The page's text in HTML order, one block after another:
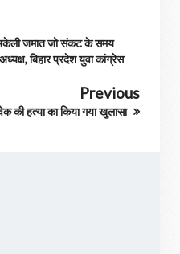
अकेली जमात जो संकट के समय
बिहार प्रदेश युवा कांग्रेस
Previous
की हत्या का किया गया खुलासा